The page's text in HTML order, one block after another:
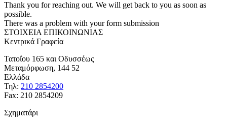
Thank you for reaching out. We will get back to you as soon as
possible.
There was a problem with your form submission
ΣΤΟΙΧΕΙΑ ΕΠΙΚΟΙΝΩΝΙΑΣ
Κεντρικά Γραφεία
Τατοΐου 165 και Οδυσσέως
Μεταμόρφωση, 144 52
Ελλάδα
Τηλ: 210 2854200
Fax: 210 2854209
Σχηματάρι